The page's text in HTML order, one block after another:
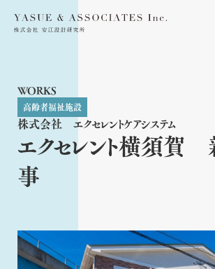
WORKS
高齢者福祉施設
株式会社 エクセレントケアシステム
エクセレント横須賀
事